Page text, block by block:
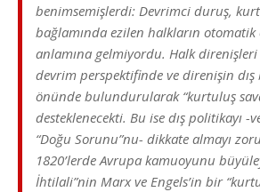
benimsemişlerdi: Devrimci duruş,
bağlamında ezilen halkların
anlamına gelmiyordu. Halk direnişleri
devrim perspektifinde ve direnişin dış
önünde bulundurularak “kurtuluş
desteklenecekti. Bu ise dış politikayı -
“Doğu Sorunu”nu- dikkate almayı
1820’lerde Avrupa kamuoyunu
İhtilali”nin Marx ve Engels’in bir